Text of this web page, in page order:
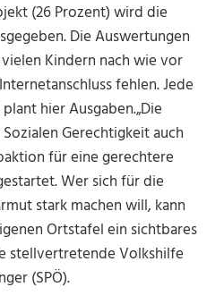
(26 Prozent) wird die
Die Auswertungen
Kindern nach wie vor
fehlen. Jede
hier Ausgaben.„Die
Gerechtigkeit auch
für eine gerechtere
Wer sich für die
stark machen will, kann
Ortstafel ein sichtbares
stellvertretende Volkshilfe
(SPÖ).